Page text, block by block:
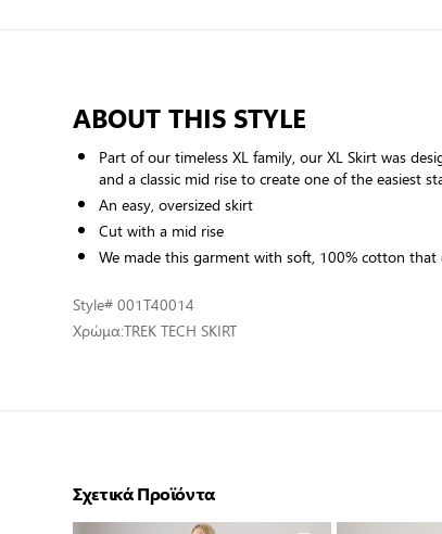
ABOUT THIS STYLE
Part of our timeless XL family, our XL Skirt was
and a classic mid rise to create one of the easiest
An easy, oversized skirt
Cut with a mid rise
We made this garment with soft, 100% cotton that
Style# 001T40014
Χρώμα:TREK TECH SKIRT
Σχετικά Προϊόντα